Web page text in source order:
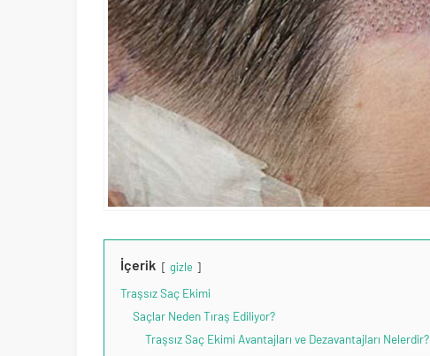
İçerik gizle
Traşsız Saç Ekimi
Saçlar Neden Tıraş Ediliyor?
Traşsız Saç Ekimi Avantajları ve Dezavantajları Nelerdir?